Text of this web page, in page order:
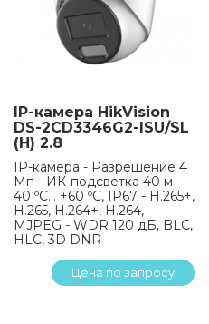
IP-камера HikVision
DS-2CD3346G2-ISU/SL
(H) 2.8
IP-камера - Разрешение 4
Мп - ИК-подсветка 40 м - –
40 ºC… +60 ºC, IP67 - H.265+,
H.265, H.264+, H.264,
MJPEG - WDR 120 дБ, BLC,
HLC, 3D DNR
Цена по запросу